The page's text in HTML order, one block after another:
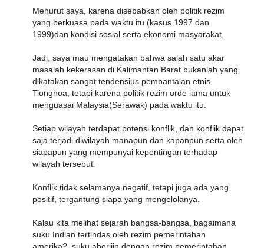
Menurut saya, karena disebabkan oleh politik rezim
yang berkuasa pada waktu itu (kasus 1997 dan
1999)dan kondisi sosial serta ekonomi masyarakat.
Jadi, saya mau mengatakan bahwa salah satu akar
masalah kekerasan di Kalimantan Barat bukanlah yang
dikatakan sangat tendensius pembantaian etnis
Tionghoa, tetapi karena politik rezim orde lama untuk
menguasai Malaysia(Serawak) pada waktu itu.
Setiap wilayah terdapat potensi konflik, dan konflik dapat
saja terjadi diwilayah manapun dan kapanpun serta oleh
siapapun yang mempunyai kepentingan terhadap
wilayah tersebut.
Konflik tidak selamanya negatif, tetapi juga ada yang
positif, tergantung siapa yang mengelolanya.
Kalau kita melihat sejarah bangsa-bangsa, bagaimana
suku Indian tertindas oleh rezim pemerintahan